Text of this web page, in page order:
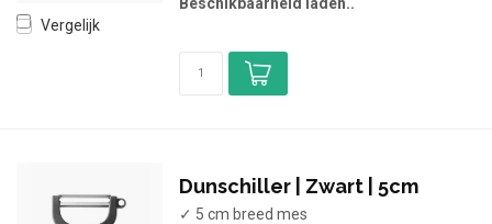
Vergelijk
Dunschiller | Zwart | 5cm
✓ 5 cm breed mes